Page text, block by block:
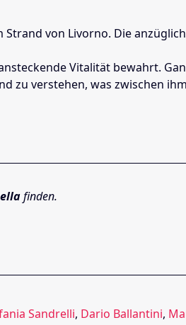
von Livorno. Die
Vitalität bewahrt.
zu verstehen, was zwischen
finden.
Sandrelli, Dario Ballantini,